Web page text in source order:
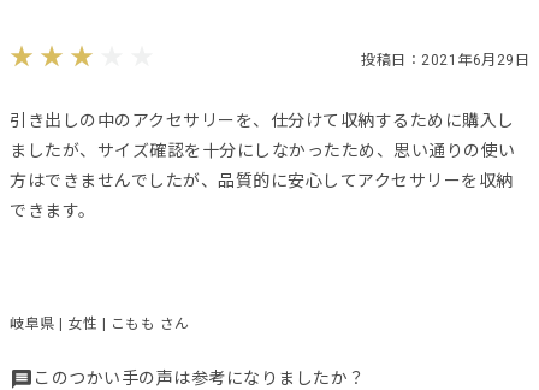
投稿日：2021年6月29日
引き出しの中のアクセサリーを、仕分けて収納するために購入し
ましたが、サイズ確認を十分にしなかったため、思い通りの使い
方はできませんでしたが、品質的に安心してアクセサリーを収納
できます。
岐阜県 | 女性 | こもも さん
このつかい手の声は参考になりましたか？